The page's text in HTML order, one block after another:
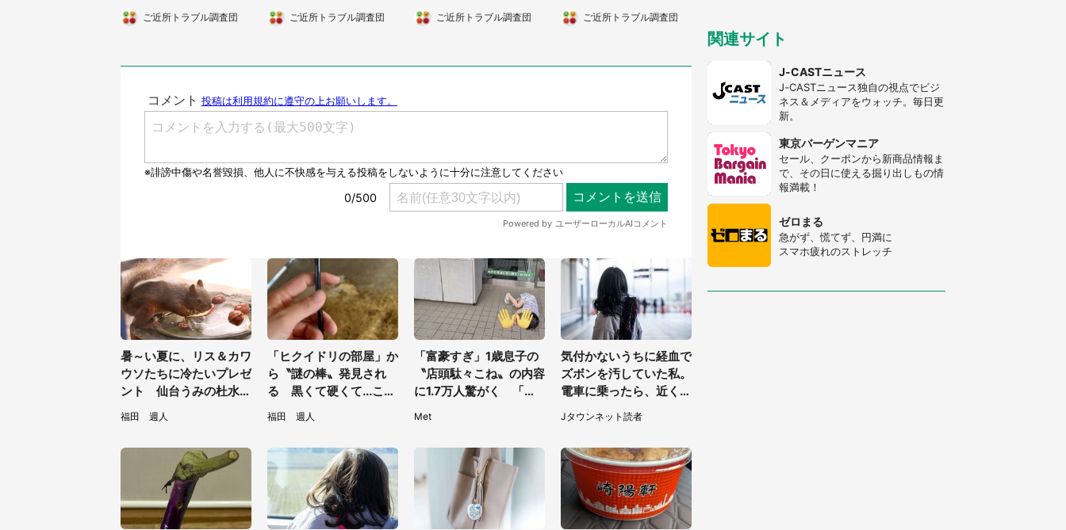
物が来た...」（岡山県・
30代男性）
ご近所トラブル調査団
都・40代女性）
ご近所トラブル調査団
ったら...」（東京都・3
0代女性）
ご近所トラブル調査団
せた」（神奈川県・30
代女性）
ご近所トラブル調査団
暑～い夏に、リス＆カワ
ウソたちに冷たいプレゼ
ント 仙台うみの杜水族
館の企画がやさしい【7
／31～8／23】
福田 週人
「ヒクイドリの部屋」か
ら〝謎の棒〟発見され
る 黒くて硬くて...これ
は何？動物園に聞く
福田 週人
「富豪すぎ」1歳息子の
〝店頭駄々こね〟の内容
に1.7万人驚がく 「お
Met
気付かないうちに経血で
ズボンを汚していた私。
電車に乗ったら、近くの
女性客が小さな声で（千
葉県・10代女性）
Jタウンネット読者
生の野菜〟に6.5万人戦慄
あまりにも四角すぎる猫、激写され
る 「これもう座布団だろ」「食パ
ンの耳」と1.4万人困惑
「修学旅行に途中参加する娘を送っ
て行ったら、真っ暗な道で遭難状
態。なんとか見つけた民家に助けを
求めると、住人の男性が...」
「孫にあげると思って、あなたにこ
れをあげる」 真夏の山道で見知ら
ぬお婆さんに握らされたもの（山口
県・30代女性）
関連サイト
J-CASTニュース
J-CASTニュース独自の視点でビジ
ネス＆メディアをウォッチ。毎日更
新。
東京バーゲンマニア
セール、クーポンから新商品情報ま
で、その日に使える掘り出しもの情
報満載！
ゼロまる
急がず、慌てず、円満に
スマホ疲れのストレッチ